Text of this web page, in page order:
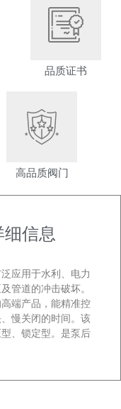
品质证书
高品质阀门
信息
应用于水利、电力
管道的冲击破坏。
端产品，能精准控
慢关闭的时间。该
、锁定型。是泵后